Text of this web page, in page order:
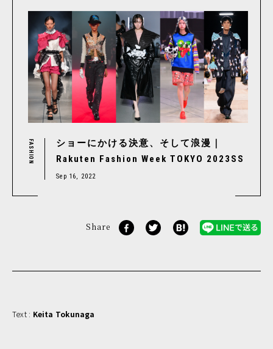
FASHION
ショーにかける決意、そして浪漫｜
Rakuten Fashion Week TOKYO 2023SS
Sep 16, 2022
Share
Text : Keita Tokunaga